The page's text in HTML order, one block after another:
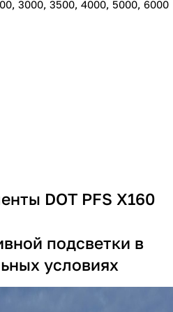
3000, 3500, 4000, 5000, 6000
DOT PFS X160
подсветки в
условиях